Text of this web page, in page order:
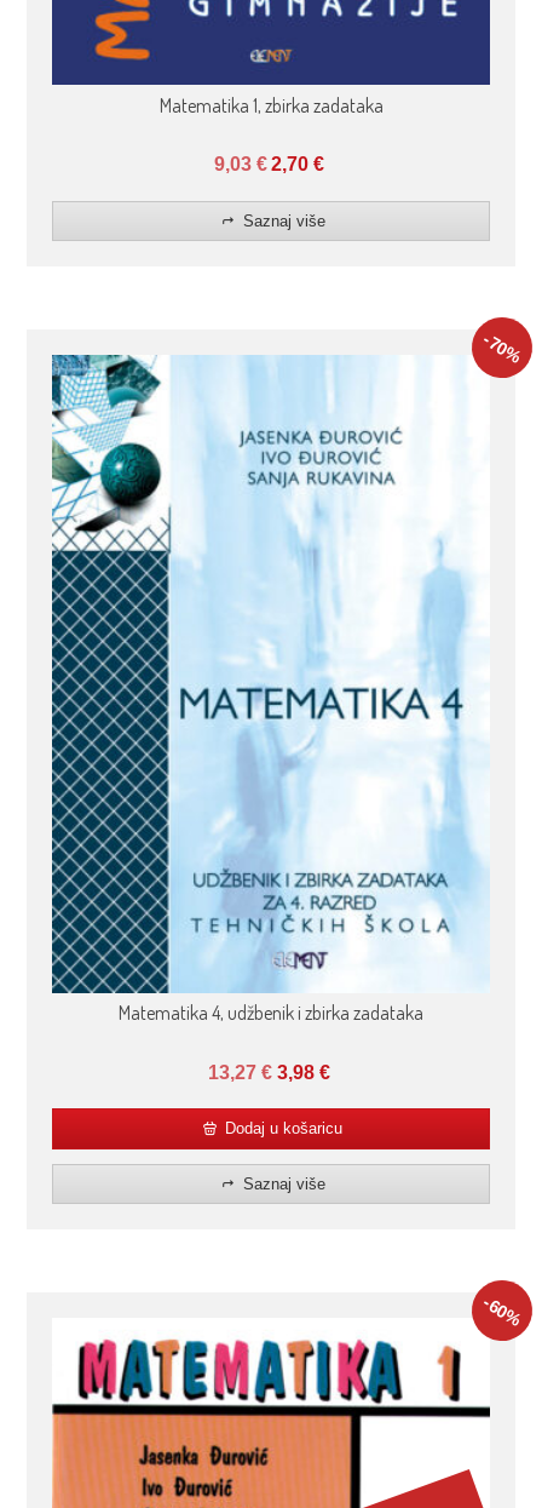
Matematika 1, zbirka zadataka
9,03 €2,70 €
Saznaj više
-70%
Matematika 4, udžbenik i zbirka zadataka
13,27€ 3,98 €
Dodaj u košaricu
Saznaj više
-60%